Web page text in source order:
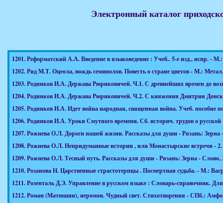
Электронный каталог
1201.Реформатский А.А. Введение в языковедение : Учеб.. 5-е изд., испр. -
1202.Рид М.Т. Оцеола, вождь семинолов. Повесть о стране цветов - М.:
1203.Родинков И.А. Держава Рюриковичей. Ч.1. С древнейших времен до
1204.Родинков И.А. Держава Рюриковичей. Ч.2. С княжения Дмитрия
1205.Родинков И.А. Идет война народная, священная война. Учеб. пособие
1206.Родинков И.А. Уроки Смутного времени. Сб. историч. трудов о
1207.Рожнева О.Л. Дороги нашей жизни. Рассказы для души - Рязань: Зерна
1208.Рожнева О.Л. Непридуманные истории , или Монастырские встречи -
1209.Рожнева О.Л. Тесный путь. Рассказы для души - Рязань: Зерна - Слово,
1210.Розанова Н. Царственные страстотерпцы . Посмертная судьба. - М.:
1211.Розенталь Д.Э. Управление в русском языке : Словарь-справочник.
1212.Роман (Матюшин), иеромон. Чудный свет. Стихотворения - СПб.: